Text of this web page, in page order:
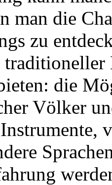
man die
zu
die
Völker